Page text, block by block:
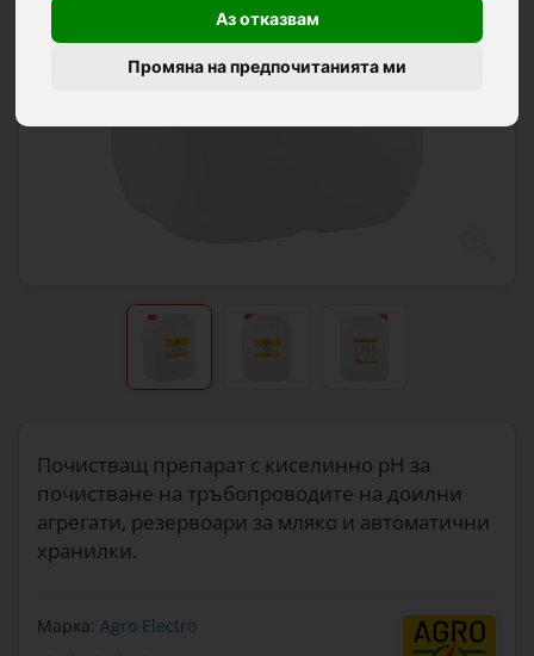
Аз отказвам
Промяна на предпочитанията ми
Почистващ препарат с киселинно рН за
почистване на тръбопроводите на доилни
агрегати, резервоари за мляко и автоматични
хранилки.
Марка: Agro Electro